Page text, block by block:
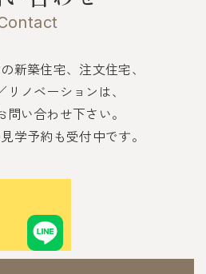
新築住宅、注文住宅、
リノベーションは、
問い合わせ下さい。
学予約も受付中です。